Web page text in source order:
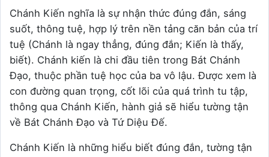
Chánh Kiến nghĩa là sự nhận thức đúng đắn, sáng
suốt, thông tuệ, hợp lý trên nền tảng căn bản của trí
tuệ (Chánh là ngay thẳng, đúng đắn; Kiến là thấy,
biết). Chánh kiến là chi đầu tiên trong Bát Chánh
Đạo, thuộc phần tuệ học của ba vô lậu. Được xem là
con đường quan trọng, cốt lõi của quá trình tu tập,
thông qua Chánh Kiến, hành giả sẽ hiểu tường tận
về Bát Chánh Đạo và Tứ Diệu Đế.
Chánh Kiến là những hiểu biết đúng đắn, tường tận